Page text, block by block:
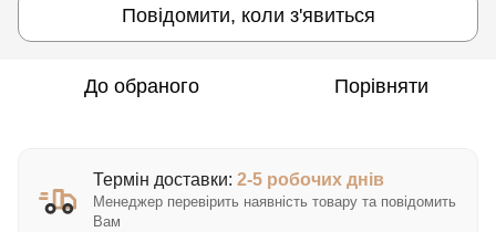
Повідомити, коли з'явиться
До обраного Порівняти
Термін доставки: 2-5 робочих днів
Менеджер перевірить наявність товару та повідомить
Вам